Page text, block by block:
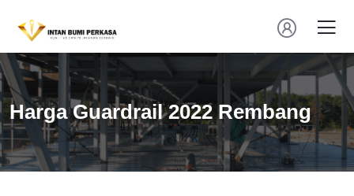
Harga Guardrail 2022 Rembang